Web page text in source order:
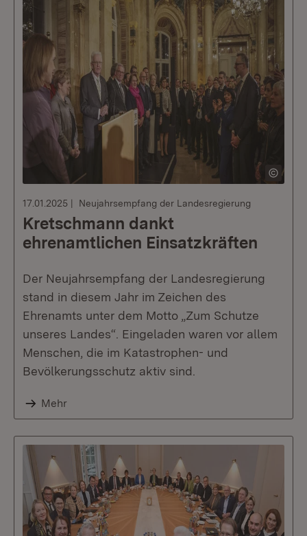
17.01.2025 Neujahrsempfang der Landesregierung
Kretschmann dankt
ehrenamtlichen Einsatzkräften
Der Neujahrsempfang der Landesregierung
stand in diesem Jahr im Zeichen des
Ehrenamts unter dem Motto „Zum Schutze
unseres Landes“. Eingeladen waren vor allem
Menschen, die im Katastrophen- und
Bevölkerungsschutz aktiv sind.
Mehr